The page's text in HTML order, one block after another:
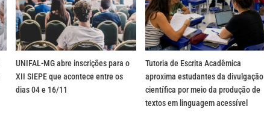
UNIFAL-MG abre inscrições para o
XII SIEPE que acontece entre os
dias 04 e 16/11
Tutoria de Escrita Acadêmica
aproxima estudantes da divulgação
científica por meio da produção de
textos em linguagem acessível